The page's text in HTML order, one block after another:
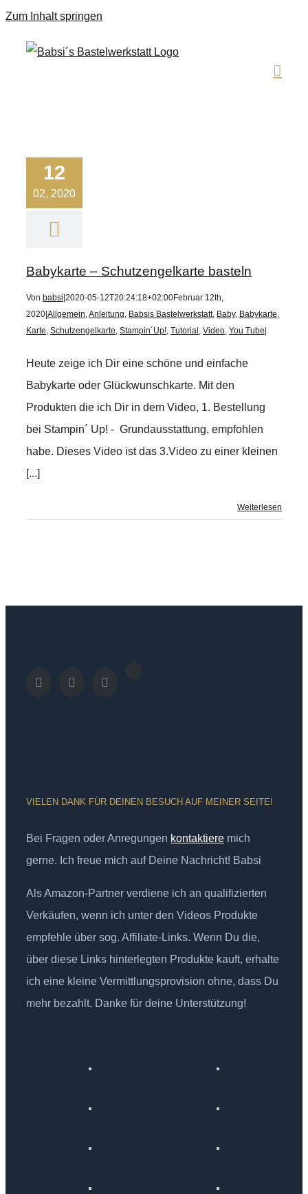
Zum Inhalt springen
12
02, 2020
Babykarte – Schutzengelkarte basteln
Von babsi 2020-05-12T20:24:18+02:00Februar 12th,
2020 Allgemein,Anleitung, Babsis Bastelwerkstatt, Baby, Babykarte,
Karte, Schutzengelkarte, Stampin´Up!, Tutorial , Video, You Tube
Heute zeige ich Dir eine schöne und einfache
Babykarte oder Glückwunschkarte. Mit den
Produkten die ich Dir in dem Video, 1. Bestellung
bei Stampin´ Up! - Grundausstattung, empfohlen
habe. Dieses Video ist das 3.Video zu einer kleinen
[...]
Weiterlesen
VIELEN DANK FÜR DEINEN BESUCH AUF MEINER SEITE!
Bei Fragen oder Anregungen kontaktiere mich
gerne. Ich freue mich auf Deine Nachricht! Babsi
Als Amazon-Partner verdiene ich an qualifizierten
Verkäufen, wenn ich unter den Videos Produkte
empfehle über sog. Affiliate-Links. Wenn Du die,
über diese Links hinterlegten Produkte kauft, erhalte
ich eine kleine Vermittlungsprovision ohne, dass Du
mehr bezahlt. Danke für deine Unterstützung!